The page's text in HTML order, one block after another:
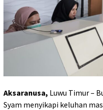
Aksaranusa, Luwu Timur –
Syam menyikapi keluhan